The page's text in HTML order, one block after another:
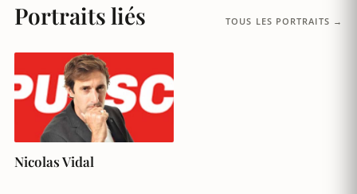
Portraits liés TOUS LES PORTRAITS →
Nicolas Vidal